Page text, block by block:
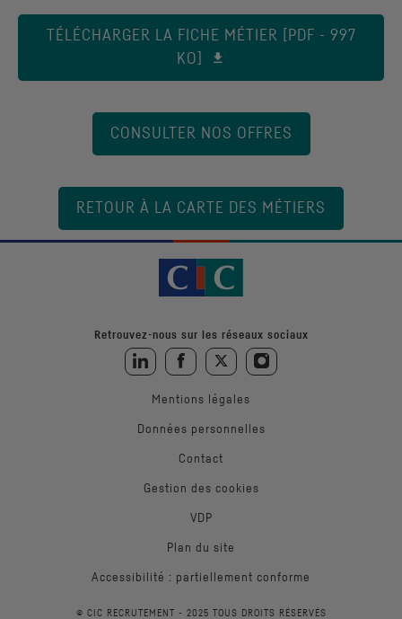
TÉLÉCHARGER LA FICHE MÉTIER [PDF - 997
KO]
CONSULTER NOS OFFRES
RETOUR À LA CARTE DES MÉTIERS
Retrouvez-nous sur les réseaux sociaux
Retrouvez-nous sur LinkedIn
Retrouvez-nous sur Facebook
Retrouvez-nous sur Twitter
Retrouvez-nous sur
Mentions légales
Données personnelles
Contact
Gestion des cookies
VDP
Plan du site
Accessibilité : partiellement conforme
© CIC RECRUTEMENT - 2025 TOUS DROITS RÉSERVÉS